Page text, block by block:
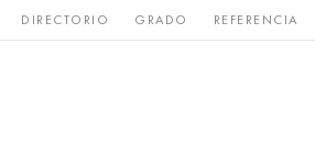
DIRECTORIO GRADO REFERENCIA
acero Raro